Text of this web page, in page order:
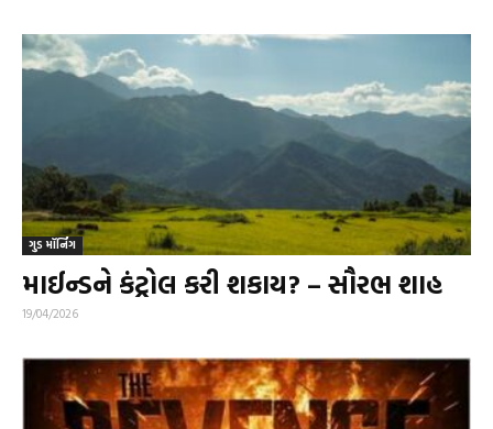
ગુડ મૉર્નિંગ
માઈન્ડને કંટ્રોલ કરી શકાય? – સૌરભ શાહ
19/04/2026